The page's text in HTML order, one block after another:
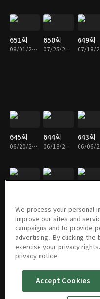
651회
08/01/2026 • 1시간 5분
650회
07/25/2026 • 1시간 7분
649회
645회
06/20/2026 • 1시간 6분
644회
06/13/2026 • 1시간 6분
643회
633회
03/28/2026 • 1시간 4분
632회 631회
We process your personal
improve our sites and
campaigns and to provide
advertising. By clicking the
exercise your privacy
privacy notice
Accept Cookies